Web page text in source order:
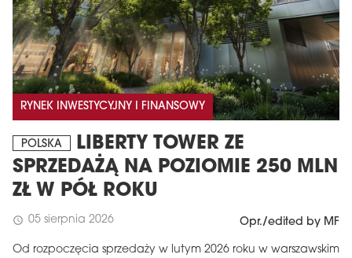
RYNEK INWESTYCYJNY I FINANSOWY
POLSKA
LIBERTY TOWER ZE
SPRZEDAŻĄ NA POZIOMIE 250 MLN
ZŁ W PÓŁ ROKU
schedule 05 sierpnia 2026 Opr./edited by MF
Od rozpoczęcia sprzedaży w lutym 2026 roku w warszawskim